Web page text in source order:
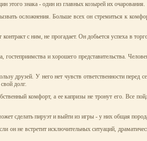
этого знака - один из главных козырей их очарования.
осложнения. Больше всех он стремиться к
с ним, не прогадает. Он добьется успеха
гостеприимства и хорошего представительства.
друзей. У него нет чувств ответственности
долг.
комфорт, а ее капризы не тронут его.
сделать пируэт и выйти из игры - у них общая
он не встретит исключительных ситуаций,